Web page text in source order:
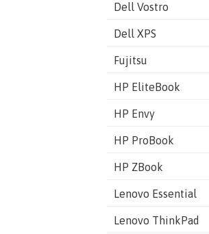
Dell Vostro
Dell XPS
Fujitsu
HP EliteBook
HP Envy
HP ProBook
HP ZBook
Lenovo Essential
Lenovo ThinkPad